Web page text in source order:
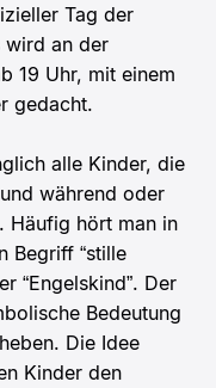
Tag der
wird an der
19 Uhr, mit einem
gedacht.
alle Kinder, die
während oder
Häufig hört man in
Begriff “stille
“Engelskind”. Der
Bedeutung
Die Idee
Kinder den